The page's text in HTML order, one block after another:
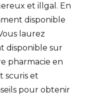
et illgal. En
disponible
laurez
disponible sur
pharmacie en
scuris et
pour obtenir